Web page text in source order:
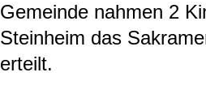
Gemeinde nahmen 2
Steinheim das
erteilt.